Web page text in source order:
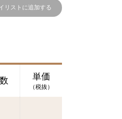
リストに追加する
単価
（税抜）